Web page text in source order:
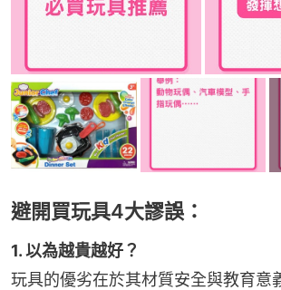
避開買玩具4大謬誤：
1. 以為越貴越好？
玩具的優劣在於其材質安全與教育意